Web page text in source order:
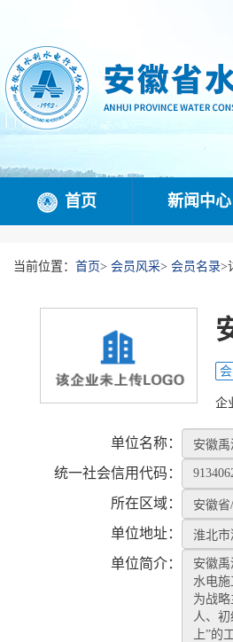
首页 新闻中心
当前位置： 首页> 会员风采> 会员名录>
企
单位名称：
统一社会信用代码：
所在区域：
单位地址：
单位简介：
安徽
水电
为战
人、
上”